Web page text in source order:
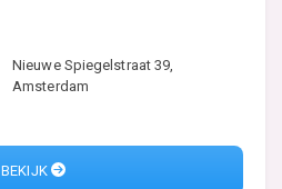
Nieuwe Spiegelstraat 39,
Amsterdam
BEKIJK